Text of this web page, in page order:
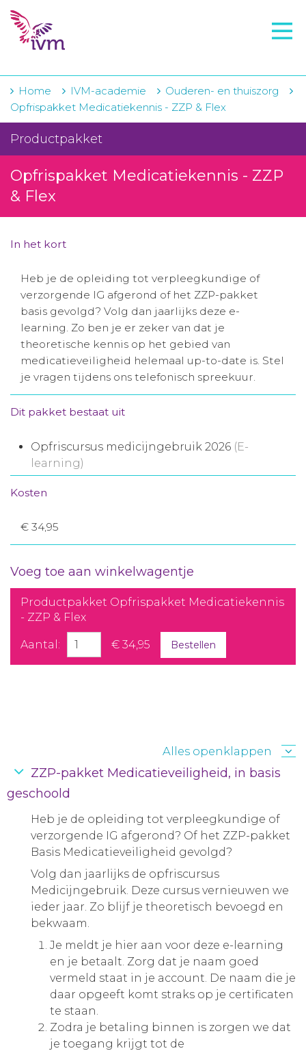
VMI
IVM-academie
Zorginstellingen
Voorschrijfgedrag
Projecten
Over IVM
Winkelwagentje
Aanmelden nieuwsbrief
Inloggen
Toegang leeromgeving
Home IVM-academie
Ouderen- en thuiszorg
Opfrispakket Medicatiekennis - ZZP & Flex
Productpakket
Opfrispakket Medicatiekennis - ZZP
& Flex
In het kort
Heb je de opleiding tot verpleegkundige of
verzorgende IG afgerond of het ZZP-pakket
basis gevolgd? Volg dan jaarlijks deze e-
learning. Zo ben je er zeker van dat je
theoretische kennis op het gebied van
medicatieveiligheid helemaal up-to-date is. Stel
je vragen tijdens ons telefonisch spreekuur.
Dit pakket bestaat uit
Opfriscursus medicijngebruik 2026 (E-
learning)
Kosten
€ 34,95
Voeg toe aan winkelwagentje
Productpakket Opfrispakket Medicatiekennis
- ZZP & Flex
Aantal: € 34,95 Bestellen
Alles openklappen
ZZP-pakket Medicatieveiligheid, in basis
geschoold
Heb je de opleiding tot verpleegkundige of
verzorgende IG afgerond? Of het ZZP-pakket
Basis Medicatieveiligheid gevolgd?
Volg dan jaarlijks de opfriscursus
Medicijngebruik. Deze cursus vernieuwen we
ieder jaar. Zo blijf je theoretisch bevoegd en
bekwaam.
Je meldt je hier aan voor deze e-learning
en je betaalt. Zorg dat je naam goed
vermeld staat in je account. De naam die je
daar opgeeft komt straks op je certificaten
te staan.
Zodra je betaling binnen is zorgen we dat
je toegang krijgt tot de